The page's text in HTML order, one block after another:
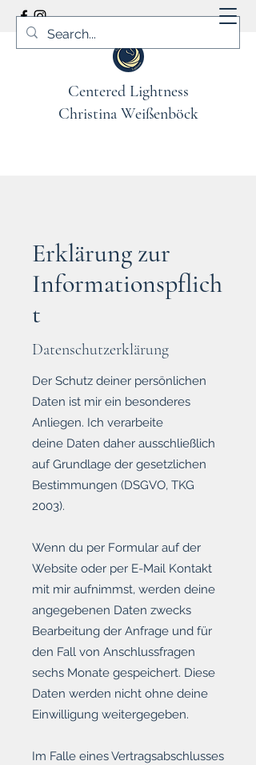
Centered Lightness
Christina Weißenböck
Erklärung zur
Informationspflich
t
Datenschutzerklärung
Der Schutz deiner persönlichen
Daten ist mir ein besonderes
Anliegen. Ich verarbeite
deine Daten daher ausschließlich
auf Grundlage der gesetzlichen
Bestimmungen (DSGVO, TKG
2003).
Wenn du per Formular auf der
Website oder per E-Mail Kontakt
mit mir aufnimmst, werden deine
angegebenen Daten zwecks
Bearbeitung der Anfrage und für
den Fall von Anschlussfragen
sechs Monate gespeichert. Diese
Daten werden nicht ohne deine
Einwilligung weitergegeben.
Im Falle eines Vertragsabschlusses